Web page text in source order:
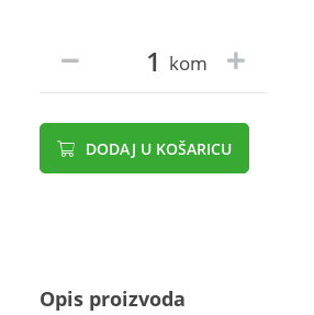
kom
DODAJ U KOŠARICU
Opis proizvoda